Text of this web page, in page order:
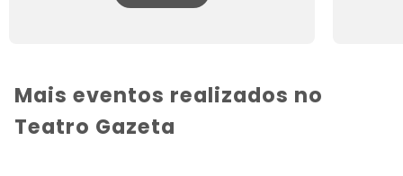
Mais eventos realizados no
Teatro Gazeta